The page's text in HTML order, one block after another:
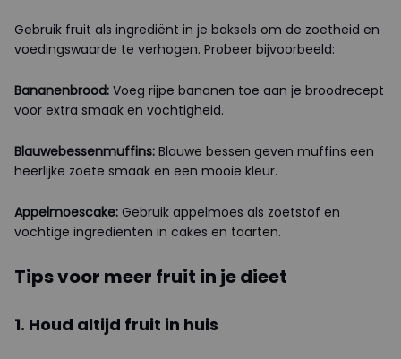
Gebruik fruit als ingrediënt in je baksels om de zoetheid en
voedingswaarde te verhogen. Probeer bijvoorbeeld:
Bananenbrood: Voeg rijpe bananen toe aan je broodrecept
voor extra smaak en vochtigheid.
Blauwebessenmuffins: Blauwe bessen geven muffins een
heerlijke zoete smaak en een mooie kleur.
Appelmoescake: Gebruik appelmoes als zoetstof en
vochtige ingrediënten in cakes en taarten.
Tips voor meer fruit in je dieet
1. Houd altijd fruit in huis